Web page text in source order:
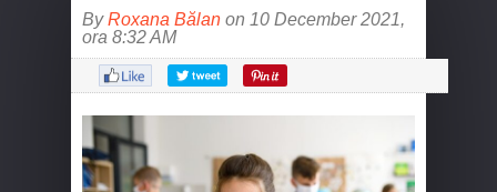
ByRoxana Bălan on 10 December 2021,
ora 8:32 AM